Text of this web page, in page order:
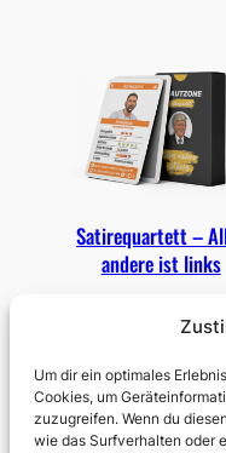
Um dir ein optimales
Cookies, um
zuzugreifen. Wenn du
wie das Surfverhalten oder
Satirequartett –
andere ist links
In den